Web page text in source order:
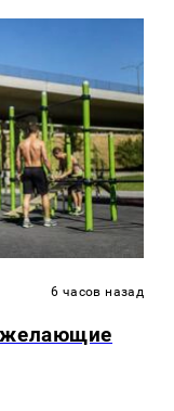
6 часов назад
желающие